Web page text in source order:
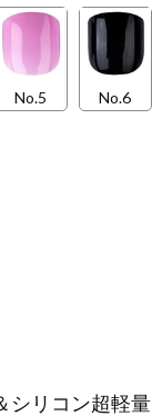
No.5 No.6
シリコン超軽量